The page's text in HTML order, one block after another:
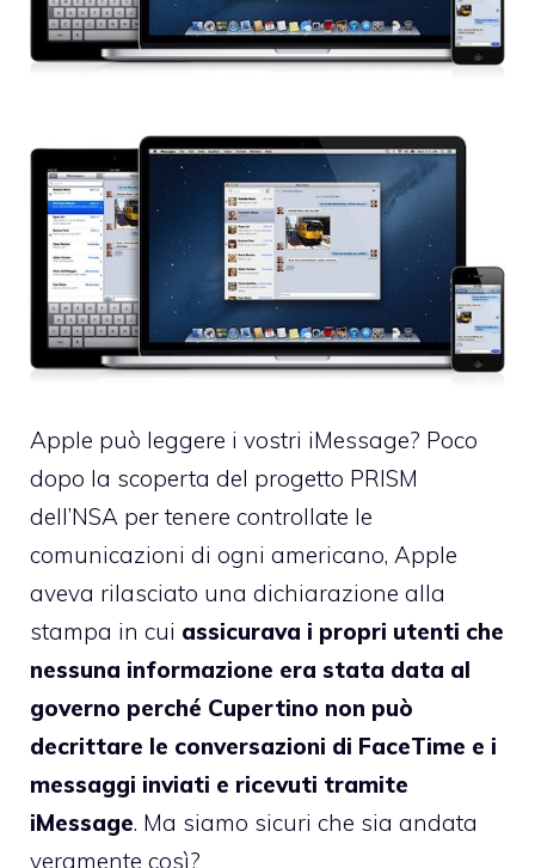
Apple può leggere i vostri iMessage? Poco
dopo la scoperta del progetto PRISM
dell’NSA per tenere controllate le
comunicazioni di ogni americano, Apple
aveva rilasciato una dichiarazione alla
stampa in cui assicurava i propri utenti che
nessuna informazione era stata data al
governo perché Cupertino non può
decrittare le conversazioni di FaceTime e i
messaggi inviati e ricevuti tramite
iMessage. Ma siamo sicuri che sia andata
veramente così?